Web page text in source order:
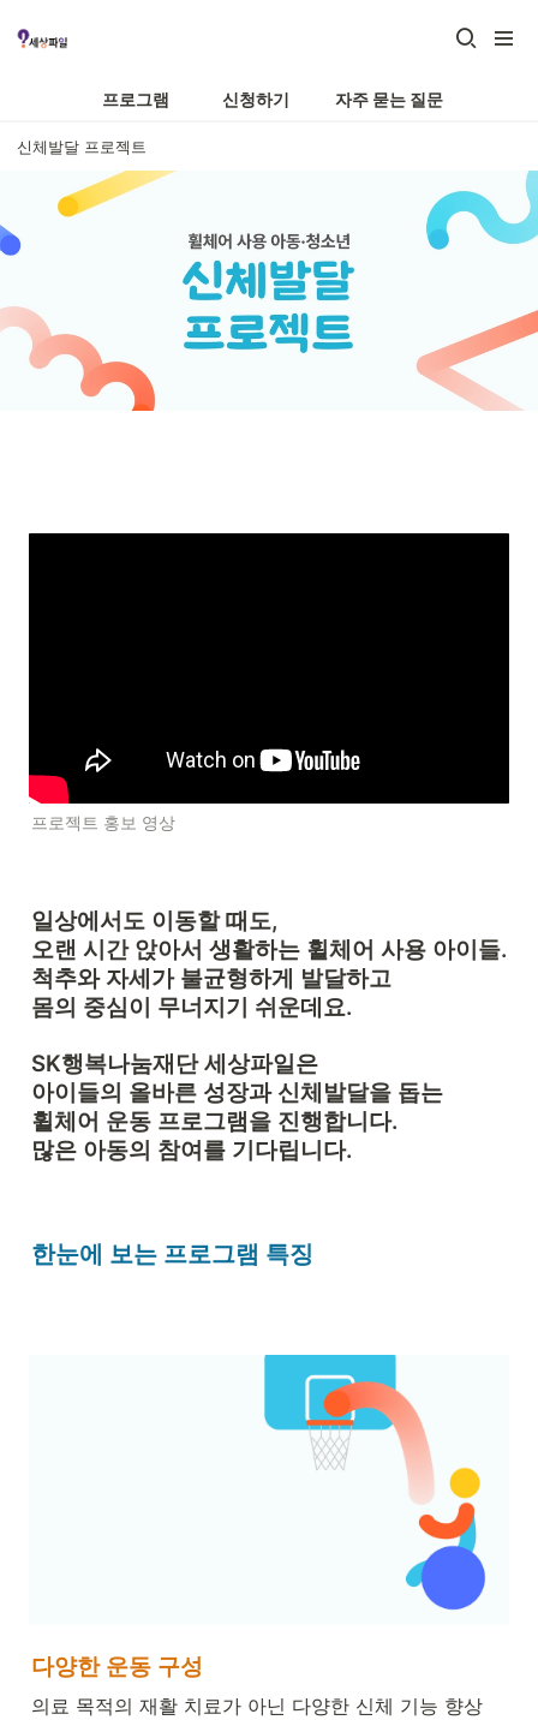
프로그램 신청하기 자주 묻는 질문
신체발달 프로젝트
프로젝트 홍보 영상
일상에서도 이동할 때도,
오랜 시간 앉아서 생활하는 휠체어 사용 아이들.
척추와 자세가 불균형하게 발달하고
몸의 중심이 무너지기 쉬운데요.
SK행복나눔재단 세상파일은
아이들의 올바른 성장과 신체발달
휠체어 운동 프로그램 을 진행합니다.
많은 아동의 참여를 기다립니다.
한눈에 보는 프로그램 특징
다양한 운동 구성
의료 목적의 재활 치료가 아닌 다양한 신체 기능 향상